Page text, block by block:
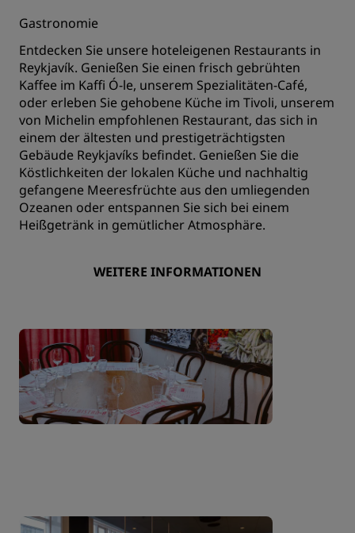
Gastronomie
Entdecken Sie unsere hoteleigenen Restaurants in
Reykjavík. Genießen Sie einen frisch gebrühten
Kaffee im Kaffi Ó-le, unserem Spezialitäten-Café,
oder erleben Sie gehobene Küche im Tivoli, unserem
von Michelin empfohlenen Restaurant, das sich in
einem der ältesten und prestigeträchtigsten
Gebäude Reykjavíks befindet. Genießen Sie die
Köstlichkeiten der lokalen Küche und nachhaltig
gefangene Meeresfrüchte aus den umliegenden
Ozeanen oder entspannen Sie sich bei einem
Heißgetränk in gemütlicher Atmosphäre.
WEITERE INFORMATIONEN